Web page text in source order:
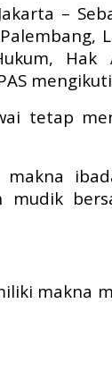
Jakarta –
tetap
makna